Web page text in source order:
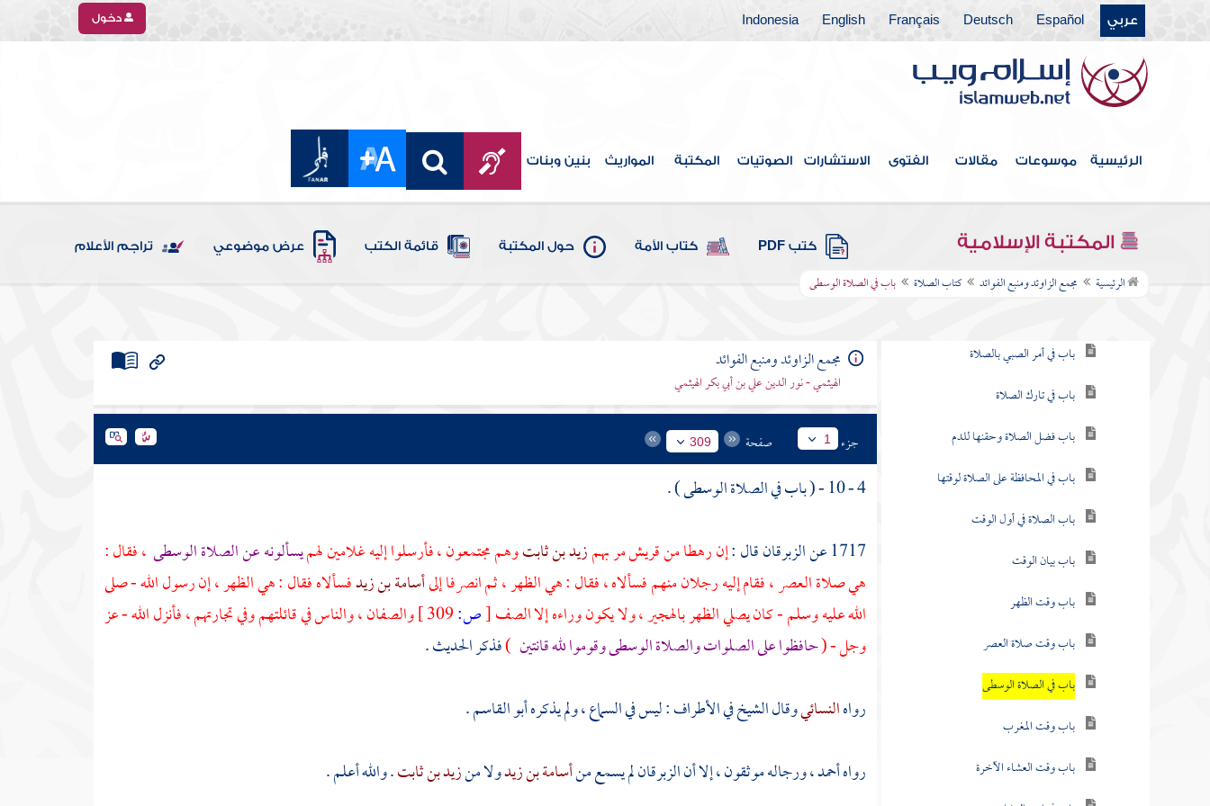
عربي Español
Deutsch
Français
English
Indonesia دخول
الرئيسية موسوعات مقالات الفتوى الاستشارات الصوتيات المكتبة المواريث بنين وبنات
المكتبة الإسلامية كتب PDF كتاب الأمة حول المكتبة قائمة الكتب عرض موضوعي تراجم الأعلام
الرئيسية مجمع الزاوئد ومنبع الفوائد كتاب الصلاة باب في الصلاة الوسطى
فهرس الكتاب
خطبة الكتاب
كتاب الإيمان
كتاب العلم
كتاب الصلاة
باب في أمر الصبي بالصلاة
باب في تارك الصلاة
باب فضل الصلاة وحقنها للدم
باب في المحافظة على الصلاة لوقتها
باب الصلاة في أول الوقت
باب بيان الوقت
باب وقت الظهر
باب وقت صلاة العصر
باب في الصلاة الوسطى
باب وقت المغرب
باب وقت العشاء الآخرة
مجمع الزاوئد ومنبع الفوائد
الهيثمي - نور الدين علي بن أبي بكر الهيثمي
جزء 1 صفحة 309
4 - 10 - ( باب في الصلاة الوسطى ) .
1717 عن
الزبرقانقال :إن رهطا منقريشمر بهمزيد بن ثابتوهم مجتمعون ، فأرسلوا إليه غلامين لهميسألونه عن الصلاة الوسطى ، فقال :
هي صلاة العصر ، فقام إليه رجلان منهم فسألاه ، فقال : هي الظهر ، ثم انصرفا إلىأسامة بن زيدفسألاه فقال : هي الظهر ، إن رسول الله - صلى
الله عليه وسلم - كان يصلي الظهر بالهجير ، ولا يكون وراءه إلا الصف[ص:
والصفان ، والناس في قائلتهم وفي تجارتهم ، فأنزل الله - عز
وجل - (حافظوا على الصلوات والصلاة الوسطى وقوموا لله قانتين )فذكر الحديث .
رواهالنسائيوقال الشيخ في الأطراف : ليس في السماع ، ولم يذكرهأبو القاسم.
رواهأحمد، ورجاله موثقون ، إلا أنالزبرقانلم يسمع منأسامة بن زيدولا منزيد بن ثابت. والله أعلم .